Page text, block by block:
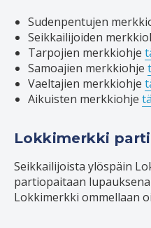
Sudenpentujen
Seikkailijoiden
Tarpojien merkkiohje
Samoajien merkkiohje
Vaeltajien merkkiohje
Aikuisten merkkiohje
Lokkimerkki
Seikkailijoista ylöspäin
partiopaitaan
Lokkimerkki ommellaan